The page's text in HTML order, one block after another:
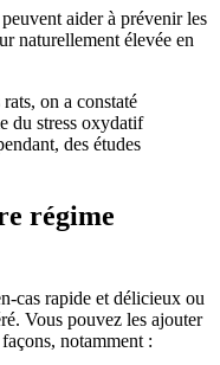
aider à prévenir les
naturellement élevée en
on a constaté
du stress oxydatif
des études
régime
cas rapide et délicieux ou
Vous pouvez les ajouter
notamment :